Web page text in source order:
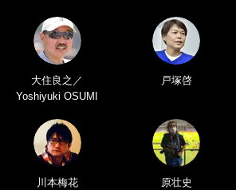
大住良之／
Yoshiyuki OSUMI
戸塚啓
川本梅花 原壮史